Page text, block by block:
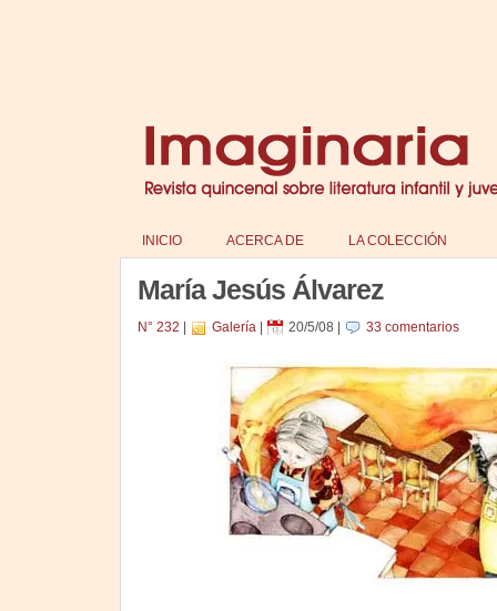
INICIO ACERCA DE LA COLECCIÓN
María Jesús Álvarez
N° 232 Galería| 20/5/08 33 comentarios